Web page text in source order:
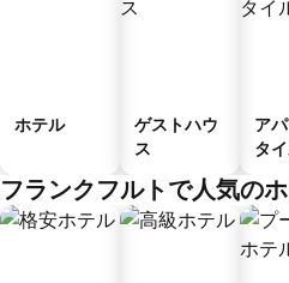
ホテル
ゲストハウ
ス
ア
タ
フランクフルトで人気の